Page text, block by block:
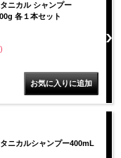
ニカル シャンプー
各１本セット
ニカルシャンプー400mL